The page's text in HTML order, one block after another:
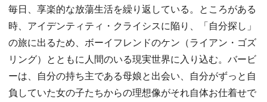
毎日、享楽的な放蕩生活を繰り返している。ところがある
時、アイデンティティ・クライシスに陥り、「自分探し」
の旅に出るため、ボーイフレンドのケン（ライアン・ゴズ
リング）とともに人間のいる現実世界に入り込む。バービ
ーは、自分の持ち主である母娘と出会い、自分がずっと自
負していた女の子たちからの理想像がそれ自体お仕着せで